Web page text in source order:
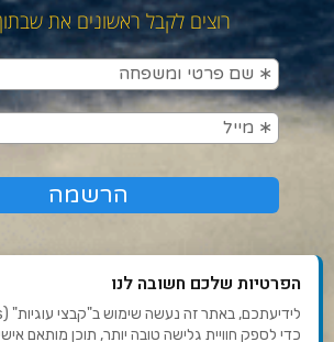
רוצים לקבל ראשונים את
הפרטיות שלכם חשובה לנו
כדי לספק חוויית גלישה טובה יותר, תוכן מותאם